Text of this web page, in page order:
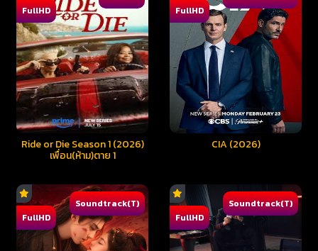
FullHD
Ride or Die Season 1 (2026)
เพื่อน(ห้าม)ตาย 1
FullHD
CIA (2026)
FullHD
Soundtrack(T)
FullHD
Soundtrack(T)